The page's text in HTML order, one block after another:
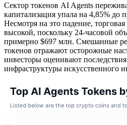
Сектор токенов AI Agents
капитализация упала на 4,85% до
Несмотря на это падение, торговая
высокой, поскольку 24-часовой
примерно $697 млн. Смешанные
токенов отражают осторожные
инвесторы оценивают
инфраструктуры искусственного